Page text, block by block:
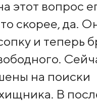
этот вопрос
скорее, да.
и теперь
на поиски
В